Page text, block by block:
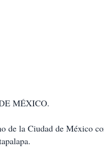
MÉXICO.
de la Ciudad de México